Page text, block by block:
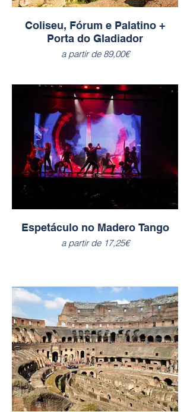
Coliseu, Fórum e Palatino +
Porta do Gladiador
a partir de 89,00€
Espetáculo no Madero Tango
a partir de 17,25€